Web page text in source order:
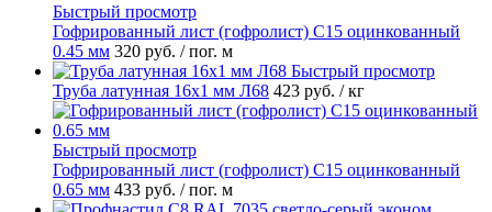
Быстрый просмотр
Гофрированный лист (гофролист) С15 оцинкованный
0.45 мм 320 руб. / пог. м
Быстрый просмотр
Труба латунная 16х1 мм Л68 423 руб. / кг
Быстрый просмотр
Гофрированный лист (гофролист) С15 оцинкованный
0.65 мм 433 руб. / пог. м